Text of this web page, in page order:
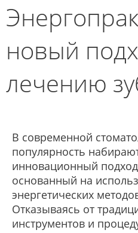
новый
лечению
В современной
популярность
инновационный
основанный на
энергетических
Отказываясь от
инструментов и